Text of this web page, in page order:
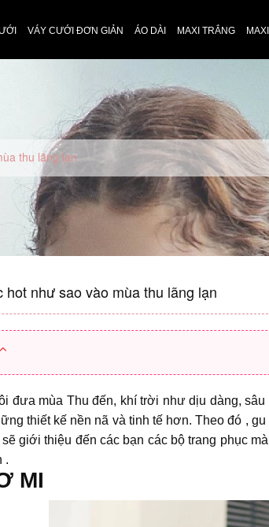
VÁY CƯỚI ĐƠN GIẢN ÁO DÀI MAXI TRẮNG
thu lãng lạn
hot như sao vào mùa thu lãng lạn
đưa mùa Thu đến, khí trời như dịu dàng,
thiết kế nền nã và tinh tế hơn. Theo đó ,
sẽ giới thiệu đến các bạn các bộ trang phục
.
MI